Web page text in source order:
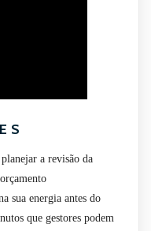
a revisão da
sua energia antes do
que gestores podem